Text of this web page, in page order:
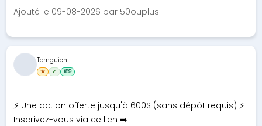
Ajouté le 09-08-2026 par 50ouplus
⚡ Une action offerte jusqu'à 600$ (sans dépôt requis) ⚡
Inscrivez-vous via ce lien ➡️
Tomguich
★ ✓ 189